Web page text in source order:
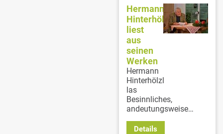
Hermann
Hinterhölzl
liest
aus
seinen
Werken
Hermann
Hinterhölzl
las
Besinnliches,
andeutungsweise…
Details